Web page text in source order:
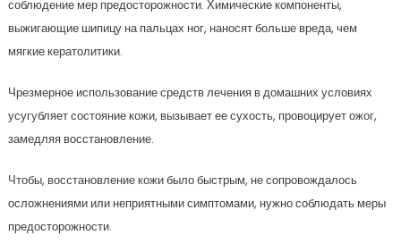
соблюдение мер предосторожности. Химические компоненты,
выжигающие шипицу на пальцах ног, наносят больше вреда, чем
мягкие кератолитики.
Чрезмерное использование средств лечения в домашних условиях
усугубляет состояние кожи, вызывает ее сухость, провоцирует ожог,
замедляя восстановление.
Чтобы, восстановление кожи было быстрым, не сопровождалось
осложнениями или неприятными симптомами, нужно соблюдать меры
предосторожности.